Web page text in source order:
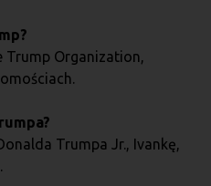
Trump Organization,
Trumpa Jr., Ivankę,